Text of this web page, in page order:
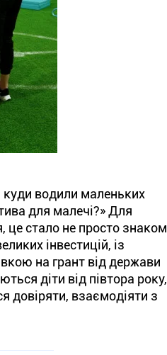
куди водили маленьких
для малечі?» Для
це стало не просто знаком
інвестицій, із
на грант від держави
діти від півтора року,
довіряти, взаємодіяти з